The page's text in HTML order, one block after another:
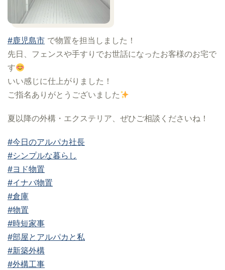
#鹿児島市 で物置を担当しました！
先日、フェンスや手すりでお世話になったお客様のお宅で
す
いい感じに仕上がりました！
ご指名ありがとうございました
夏以降の外構・エクステリア、ぜひご相談くださいね！
#今日のアルパカ社長
#シンプルな暮らし
#ヨド物置
#イナバ物置
#倉庫
#物置
#時短家事
#部屋とアルパカと私
#新築外構
#外構工事